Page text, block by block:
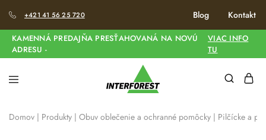
+421 41 56 25 720 Blog Kontakt
KAMENNÁ PREDAJŇA PRESŤAHOVANÁ NA NOVÚ
ADRESU -
VIAC INFO
TU
Domov | Produkty | Obuv oblečenie a ochranné pomôcky | Pilčícke a